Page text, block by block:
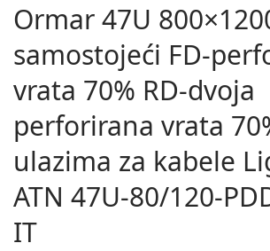
Ormar 47U
samostojeći FD-
vrata 70% RD-dvoja
perforirana vrata
ulazima za kabele
ATN 47U-80/120-
IT